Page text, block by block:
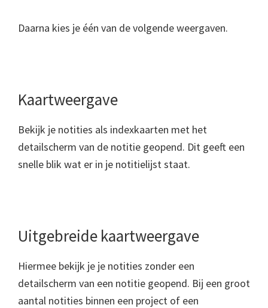
Daarna kies je één van de volgende weergaven.
Kaartweergave
Bekijk je notities als indexkaarten met het
detailscherm van de notitie geopend. Dit geeft een
snelle blik wat er in je notitielijst staat.
Uitgebreide kaartweergave
Hiermee bekijk je je notities zonder een
detailscherm van een notitie geopend. Bij een groot
aantal notities binnen een project of een